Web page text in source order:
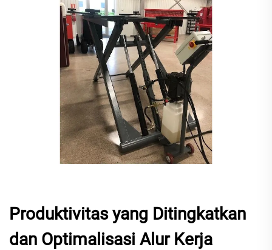
Produktivitas yang Ditingkatkan
dan Optimalisasi Alur Kerja